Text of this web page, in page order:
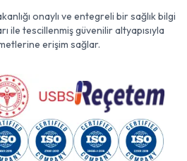
onaylı ve entegreli bir sağlık bilgi
ile tescillenmiş güvenilir altyapısıyla
erişim sağlar.